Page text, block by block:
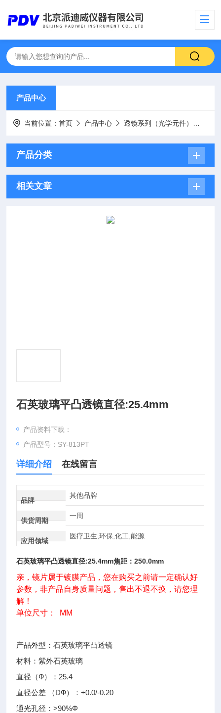
产品中心
当前位置：首页 产品中心 透镜系列（光学元件）
产品分类
相关文章
石英玻璃平凸透镜直径:25.4mm
产品资料下载：
产品型号：SY-813PT
详细介绍 在线留言
品牌
其他品牌
供货周期
一周
应用领域
医疗卫生,环保,化工,能源
石英玻璃平凸透镜直径:25.4mm焦距：250.0mm
亲，镜片属于镀膜产品，您在购买之前请一定确认好
参数，非产品自身质量问题，售出不退不换，请您理
解！
单位尺寸：
MM
产品外型：石英玻璃平凸透镜
材料：紫外石英玻璃
直径（Ф）：25.4
直径公差 （DФ）：+0.0/-0.20
通光孔径：>90%Φ